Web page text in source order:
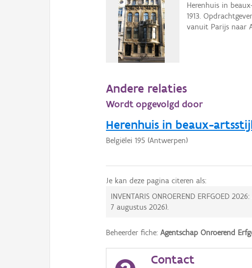
Herenhuis in
1913.
vanuit Parijs naar
Andere relaties
Wordt opgevolgd door
Herenhuis in beaux-
Belgiëlei 195 (Antwerpen)
Je kan deze pagina citeren als:
INVENTARIS ONROEREND ERFGOED 2026:
7 augustus 2026).
Beheerder fiche:Agentschap Onroerend
Contact